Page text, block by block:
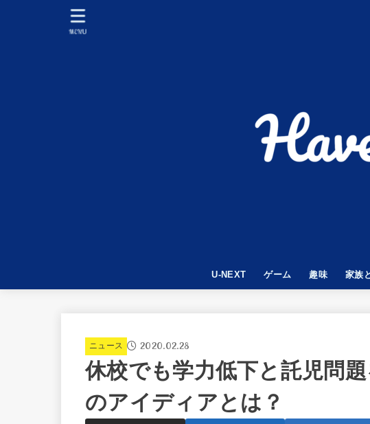
U-NEXT ゲーム 趣味 家族
MENU
ニュース 2020.02.28
休校でも学力低下と託児問
のアイディアとは？